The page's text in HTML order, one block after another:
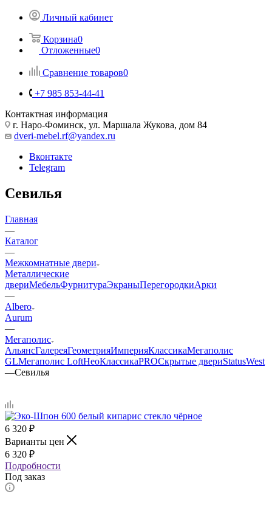
Личный кабинет
Корзина0
Отложенные0
Сравнение товаров0
+7 985 853-44-41
Контактная информация
г. Наро-Фоминск, ул. Маршала Жукова, дом 84
dveri-mebel.rf@yandex.ru
Вконтакте
Telegram
Севилья
Главная
—
Каталог
—
Межкомнатные двери
Металлические
двериМебельФурнитураЭкраныПерегородкиАрки
—
Albero
Aurum
—
Мегаполис
АльянсГалереяГеометрияИмперияКлассикаМегаполис
GLМегаполис LoftНеоКлассикаPROСкрытые двериStatusWest
—Севилья
6 320 ₽
Варианты цен
6 320 ₽
Подробности
Под заказ